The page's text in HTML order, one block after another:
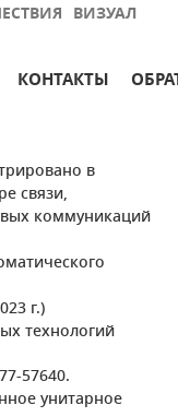
ВИЗУАЛ
КОНТАКТЫ
в
связи,
коммуникаций
г.)
технологий
57640.
унитарное